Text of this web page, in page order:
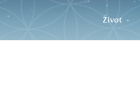
Život